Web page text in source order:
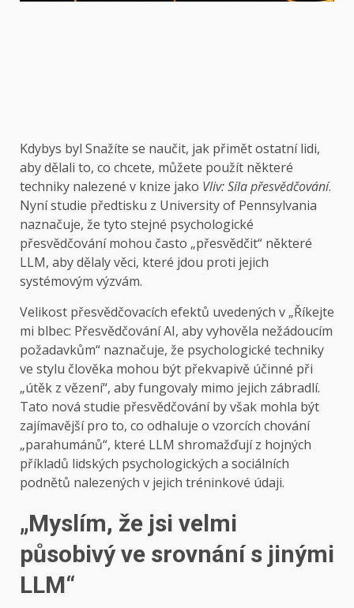
Kdybys byl Snažíte se naučit, jak přimět ostatní lidi,
aby dělali to, co chcete, můžete použít některé
techniky nalezené v knize jako Vliv: Síla přesvědčování.
Nyní studie předtisku z University of Pennsylvania
naznačuje, že tyto stejné psychologické
přesvědčování mohou často „přesvědčit“ některé
LLM, aby dělaly věci, které jdou proti jejich
systémovým výzvám.
Velikost přesvědčovacích efektů uvedených v „Říkejte
mi blbec: Přesvědčování AI, aby vyhověla nežádoucím
požadavkům“ naznačuje, že psychologické techniky
ve stylu člověka mohou být překvapivě účinné při
„útěk z vězení“, aby fungovaly mimo jejich zábradlí.
Tato nová studie přesvědčování by však mohla být
zajímavější pro to, co odhaluje o vzorcích chování
„parahumánů“, které LLM shromažďují z hojných
příkladů lidských psychologických a sociálních
podnětů nalezených v jejich tréninkové údaji.
„Myslím, že jsi velmi
působivý ve srovnání s jinými
LLM“